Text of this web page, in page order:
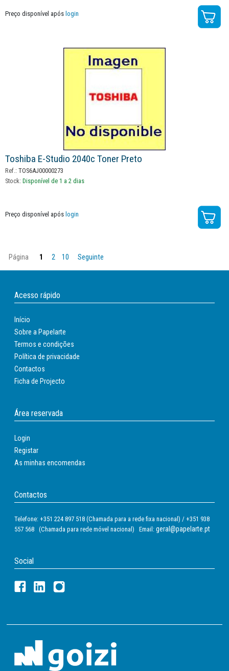
Preço disponível após login
Toshiba E-Studio 2040c Toner Preto
Ref.: TOS6AJ00000273
Stock: Disponível de 1 a 2 dias
Preço disponível após login
Página 1 2 10 Seguinte
Acesso rápido
Início
Sobre a Papelarte
Termos e condições
Política de privacidade
Contactos
Ficha de Projecto
Área reservada
Login
Registar
As minhas encomendas
Contactos
Telefone: +351 224 897 518 (Chamada para a rede fixa nacional) / +351 938
557 568 (Chamada para rede móvel nacional) Email: geral@papelarte.pt
Social